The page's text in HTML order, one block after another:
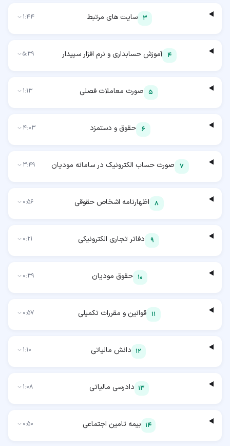
3 سایت های مرتبط 1:44
4 آموزش حسابداری و نرم افزار سپیدار 5:39
5 صورت معاملات فصلی 1:13
6 حقوق و دستمزد 4:03
7 صورت حساب الکترونیک در سامانه مودیان 3:49
8 اظهارنامه اشخاص حقوقی 0:56
9 دفاتر تجاری الکترونیکی 0:21
10 حقوق مودیان 0:39
11 قوانین و مقررات تکمیلی 0:57
12 دانش مالیاتی 1:10
13 دادرسی مالیاتی 1:08
14 بیمه تامین اجتماعی 0:50